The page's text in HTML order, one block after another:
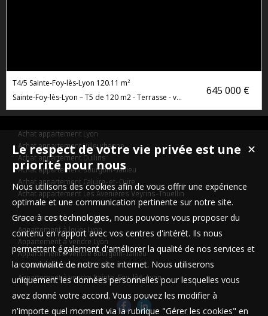
645 000 €
T4/5 Sainte-Foy-lès-Lyon 120.11 m²
Sainte-Foy-lès-Lyon – T5 de 120 m2 - Terrasse - vue dégagée - piscine - garage double
Achat appartement Lyon
Achat appartement Villeurbanne
Achat appartement Oullins
Achat appartement Bourgoin-Jallieu
Achat appartement Caluire-et-Cuire
Achat appartement Les Avenières Veyrins-Thuellin
Appartement à vendre Lyon
Appartement à louer Lyon
Appartement à vendre Lyon
Appartement à vendre Bourgoin-Jallieu
Appartement à vendre LYON
Appartement à vendre Sainte-Foy-lès-Lyon
✕
Le respect de votre vie privée est une
priorité pour nous
Nous utilisons des cookies afin de vous offrir une expérience
optimale et une communication pertinente sur notre site.
Grace à ces technologies, nous pouvons vous proposer du
contenu en rapport avec vos centres d'intérêt. Ils nous
permettent également d'améliorer la qualité de nos services et
la convivialité de notre site internet. Nous utiliserons
uniquement les données personnelles pour lesquelles vous
avez donné votre accord. Vous pouvez les modifier à
n'importe quel moment via la rubrique "Gérer les cookies" en